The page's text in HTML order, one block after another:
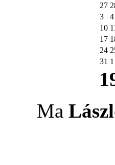
27
3
4
10
17
24
31 1
Ma